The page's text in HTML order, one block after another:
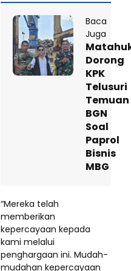
Baca
Juga
Dorong
KPK
Telusuri
Temuan
BGN
Soal
Paprol
Bisnis
MBG
“Mereka telah
memberikan
kepercayaan kepada
kami melalui
penghargaan ini. Mudah-
mudahan kepercayaan